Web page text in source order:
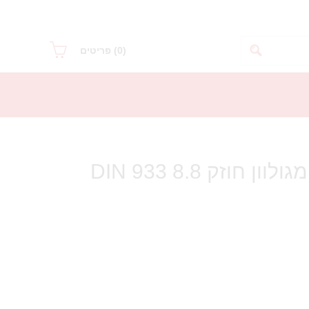
(0) פריטים
בורג ראש משושה מגולוון חוזק 8.8 DIN 933